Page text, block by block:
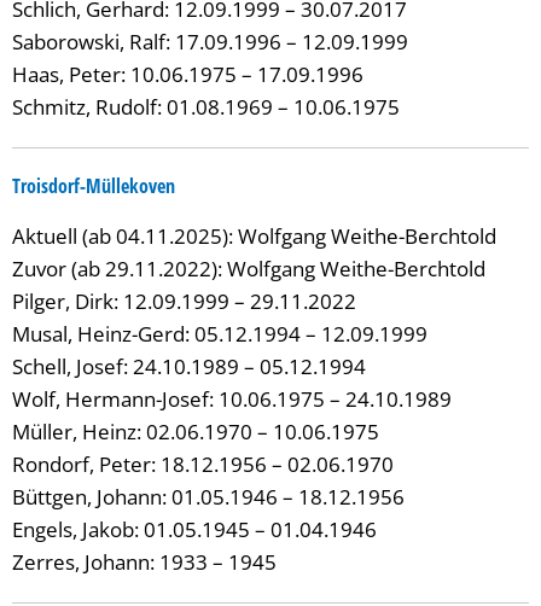
Schlich, Gerhard: 12.09.1999 – 30.07.2017
Saborowski, Ralf: 17.09.1996 – 12.09.1999
Haas, Peter: 10.06.1975 – 17.09.1996
Schmitz, Rudolf: 01.08.1969 – 10.06.1975
Troisdorf-Müllekoven
Aktuell (ab 04.11.2025): Wolfgang Weithe-Berchtold
Zuvor (ab 29.11.2022): Wolfgang Weithe-Berchtold
Pilger, Dirk: 12.09.1999 – 29.11.2022
Musal, Heinz-Gerd: 05.12.1994 – 12.09.1999
Schell, Josef: 24.10.1989 – 05.12.1994
Wolf, Hermann-Josef: 10.06.1975 – 24.10.1989
Müller, Heinz: 02.06.1970 – 10.06.1975
Rondorf, Peter: 18.12.1956 – 02.06.1970
Büttgen, Johann: 01.05.1946 – 18.12.1956
Engels, Jakob: 01.05.1945 – 01.04.1946
Zerres, Johann: 1933 – 1945